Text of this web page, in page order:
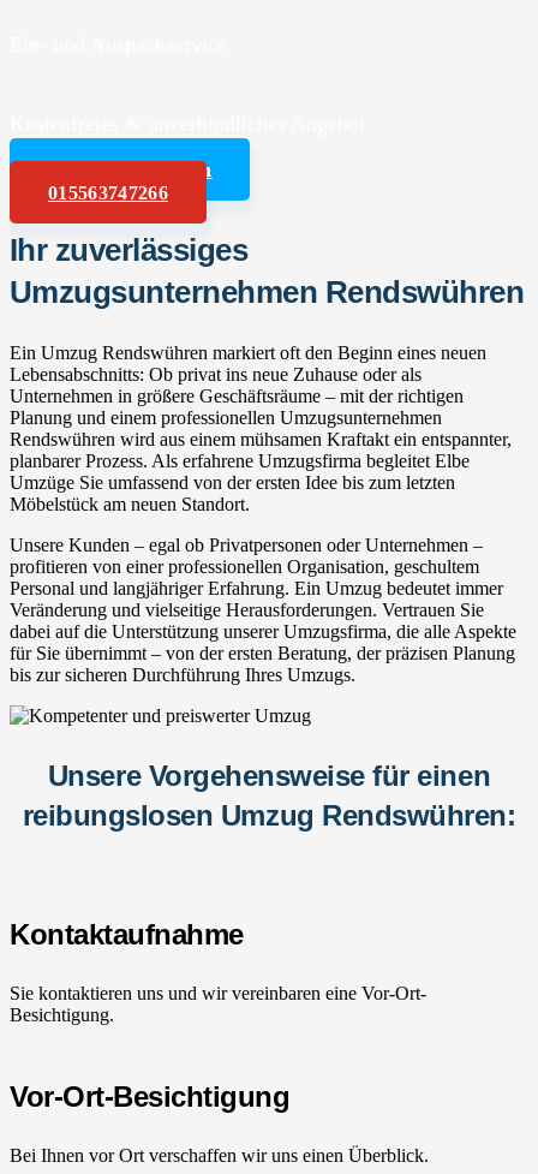
Angebot anfordern
015563747266
Ihr zuverlässiges
Umzugsunternehmen Rendswühren
Ein Umzug Rendswühren markiert oft den Beginn eines neuen
Lebensabschnitts: Ob privat ins neue Zuhause oder als
Unternehmen in größere Geschäftsräume – mit der richtigen
Planung und einem professionellen Umzugsunternehmen
Rendswühren wird aus einem mühsamen Kraftakt ein entspannter,
planbarer Prozess. Als erfahrene Umzugsfirma begleitet Elbe
Umzüge Sie umfassend von der ersten Idee bis zum letzten
Möbelstück am neuen Standort.
Unsere Kunden – egal ob Privatpersonen oder Unternehmen –
profitieren von einer professionellen Organisation, geschultem
Personal und langjähriger Erfahrung. Ein Umzug bedeutet immer
Veränderung und vielseitige Herausforderungen. Vertrauen Sie
dabei auf die Unterstützung unserer Umzugsfirma, die alle Aspekte
für Sie übernimmt – von der ersten Beratung, der präzisen Planung
bis zur sicheren Durchführung Ihres Umzugs.
Unsere Vorgehensweise für einen
reibungslosen Umzug Rendswühren:
Kontaktaufnahme
Sie kontaktieren uns und wir vereinbaren eine Vor-Ort-
Besichtigung.
Vor-Ort-Besichtigung
Bei Ihnen vor Ort verschaffen wir uns einen Überblick.